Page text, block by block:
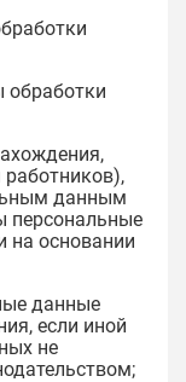
обработки
данным
персональные
на основании
данные
если иной
не